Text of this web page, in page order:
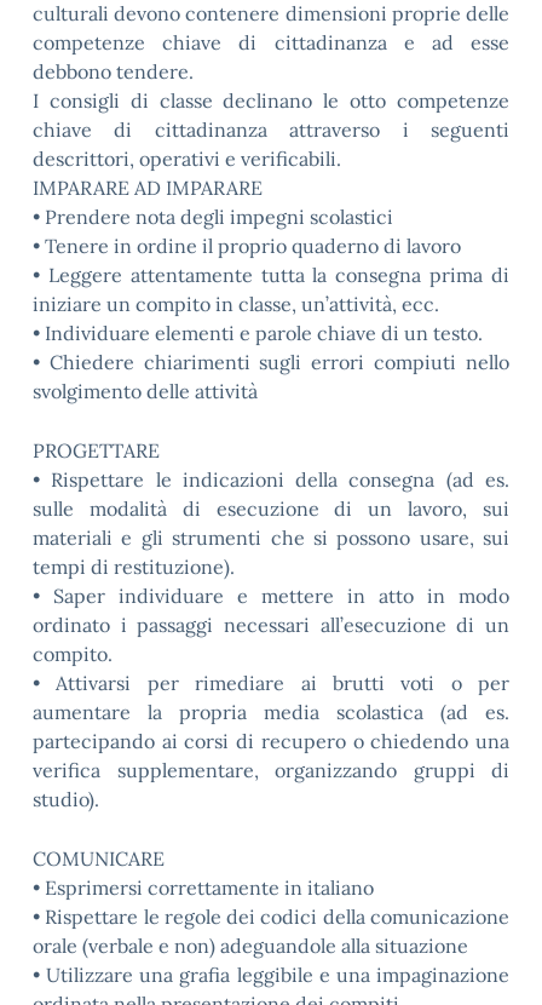
culturali devono contenere dimensioni proprie delle
competenze chiave di cittadinanza e ad esse
debbono tendere.
I consigli di classe declinano le otto competenze
chiave di cittadinanza attraverso i seguenti
descrittori, operativi e verificabili.
IMPARARE AD IMPARARE
• Prendere nota degli impegni scolastici
• Tenere in ordine il proprio quaderno di lavoro
• Leggere attentamente tutta la consegna prima di
iniziare un compito in classe, un’attività, ecc.
• Individuare elementi e parole chiave di un testo.
• Chiedere chiarimenti sugli errori compiuti nello
svolgimento delle attività
PROGETTARE
• Rispettare le indicazioni della consegna (ad es.
sulle modalità di esecuzione di un lavoro, sui
materiali e gli strumenti che si possono usare, sui
tempi di restituzione).
• Saper individuare e mettere in atto in modo
ordinato i passaggi necessari all’esecuzione di un
compito.
• Attivarsi per rimediare ai brutti voti o per
aumentare la propria media scolastica (ad es.
partecipando ai corsi di recupero o chiedendo una
verifica supplementare, organizzando gruppi di
studio).
COMUNICARE
• Esprimersi correttamente in italiano
• Rispettare le regole dei codici della comunicazione
orale (verbale e non) adeguandole alla situazione
• Utilizzare una grafia leggibile e una impaginazione